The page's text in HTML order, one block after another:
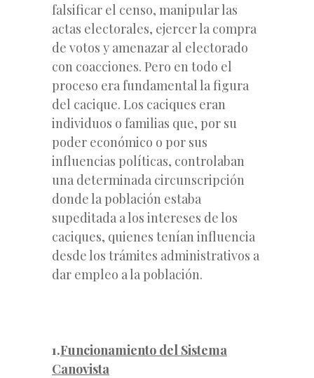
falsificar el censo, manipular las
actas electorales, ejercer la compra
de votos y amenazar al electorado
con coacciones. Pero en todo el
proceso era fundamental la figura
del cacique. Los caciques eran
individuos o familias que, por su
poder económico o por sus
influencias políticas, controlaban
una determinada circunscripción
donde la población estaba
supeditada a los intereses de los
caciques, quienes tenían influencia
desde los trámites administrativos a
dar empleo a la población.
1.Funcionamiento del Sistema
Canovista